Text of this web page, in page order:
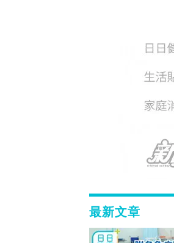
最新文章